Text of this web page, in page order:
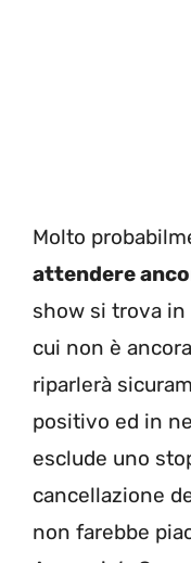
Molto
attendere
show si trova
cui non è
riparlerà
positivo ed in
esclude uno
cancellazione
non farebbe